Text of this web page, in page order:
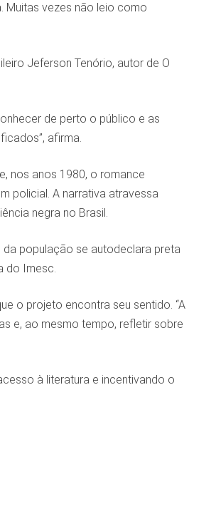
Muitas vezes não leio como
Jeferson Tenório, autor de O
de perto o público e as
afirma.
nos anos 1980, o romance
policial. A narrativa atravessa
negra no Brasil.
da população se autodeclara preta
do Imesc.
o projeto encontra seu sentido. “A
e, ao mesmo tempo, refletir sobre
à literatura e incentivando o